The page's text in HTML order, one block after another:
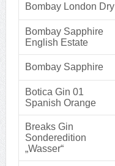
Bombay London Dry
Bombay Sapphire
English Estate
Bombay Sapphire
Botica Gin 01
Spanish Orange
Breaks Gin
Sonderedition
„Wasser“